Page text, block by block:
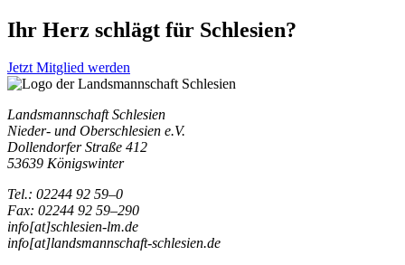
Ihr Herz schlägt für Schlesien?
Jetzt Mitglied werden
Landsmannschaft Schlesien
Nieder- und Oberschlesien e.V.
Dollendorfer Straße 412
53639 Königswinter
Tel.: 02244 92 59–0
Fax: 02244 92 59–290
info[at]schlesien-lm.de
info[at]landsmannschaft-schlesien.de